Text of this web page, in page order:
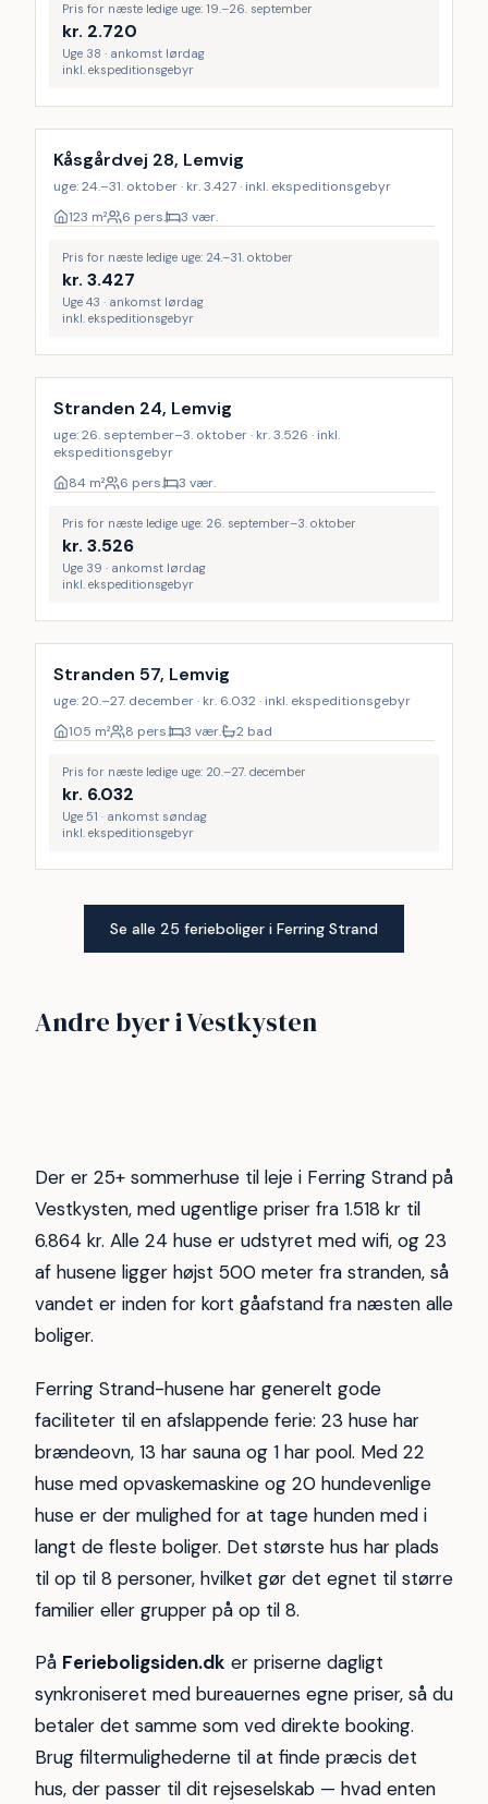
Pris for næste ledige uge: 19.–26. september
kr. 2.720
Uge 38 · ankomst lørdag
inkl. ekspeditionsgebyr
Kåsgårdvej 28, Lemvig
uge: 24.–31. oktober · kr. 3.427 · inkl. ekspeditionsgebyr
123 m² 6 pers. 3 vær.
Pris for næste ledige uge: 24.–31. oktober
kr. 3.427
Uge 43 · ankomst lørdag
inkl. ekspeditionsgebyr
Stranden 24, Lemvig
uge: 26. september–3. oktober · kr. 3.526 · inkl.
ekspeditionsgebyr
84 m² 6 pers. 3 vær.
Pris for næste ledige uge: 26. september–3. oktober
kr. 3.526
Uge 39 · ankomst lørdag
inkl. ekspeditionsgebyr
Stranden 57, Lemvig
uge: 20.–27. december · kr. 6.032 · inkl. ekspeditionsgebyr
105 m² 8 pers. 3 vær. 2 bad
Pris for næste ledige uge: 20.–27. december
kr. 6.032
Uge 51 · ankomst søndag
inkl. ekspeditionsgebyr
Se alle 25 ferieboliger i Ferring Strand
Andre byer i Vestkysten
249 173
Gjellerodde Henne strand
Der er 25+ sommerhuse til leje i Ferring Strand på
Vestkysten, med ugentlige priser fra 1.518 kr til
6.864 kr. Alle 24 huse er udstyret med wifi, og 23
af husene ligger højst 500 meter fra stranden, så
vandet er inden for kort gåafstand fra næsten alle
boliger.
Ferring Strand-husene har generelt gode
faciliteter til en afslappende ferie: 23 huse har
brændeovn, 13 har sauna og 1 har pool. Med 22
huse med opvaskemaskine og 20 hundevenlige
huse er der mulighed for at tage hunden med i
langt de fleste boliger. Det største hus har plads
til op til 8 personer, hvilket gør det egnet til større
familier eller grupper på op til 8.
På Ferieboligsiden.dk er priserne dagligt
synkroniseret med bureauernes egne priser, så du
betaler det samme som ved direkte booking.
Brug filtermulighederne til at finde præcis det
hus, der passer til dit rejseselskab — hvad enten